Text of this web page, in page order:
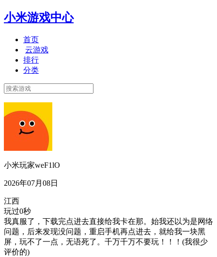
小米游戏中心
首页
云游戏
排行
分类
小米玩家weF1lO
2026年07月08日
江西
玩过0秒
我真服了，下载完点进去直接给我卡在那。始我还以为是网络
问题，后来发现没问题，重启手机再点进去，就给我一块黑
屏，玩不了一点，无语死了。千万千万不要玩！！！(我很少
评价的)